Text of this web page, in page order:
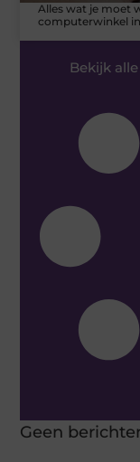
Alles wat je moet
computerwinkel
Bekijk
Geen